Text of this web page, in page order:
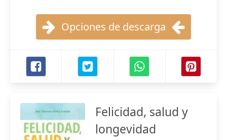
Opciones de descarga
Felicidad, salud y
longevidad